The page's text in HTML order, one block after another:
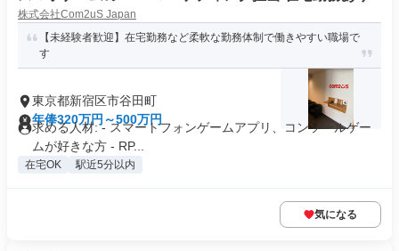
株式会社Com2uS Japan
【未経験者歓迎】在宅勤務など柔軟な勤務体制で働きやすい職場で
す
東京都新宿区市谷田町
年俸320万円～500万円
求める人材: - スマートフォンゲームアプリ、コンソールゲー
ムが好きな方 - RP...
在宅OK 駅近5分以内
気になる